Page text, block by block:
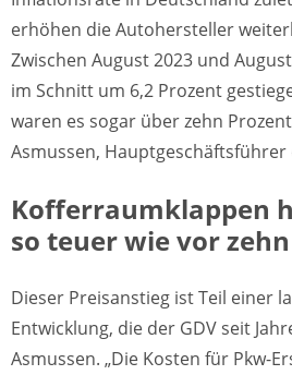
erhöhen die Autohersteller
Zwischen August 2023 und
im Schnitt um 6,2 Prozent
waren es sogar über zehn
Asmussen, Hauptgeschäftsführer
Kofferraumklappen
so teuer wie vor
Dieser Preisanstieg ist Teil einer
Entwicklung, die der GDV seit
Asmussen. „Die Kosten für Pkw-